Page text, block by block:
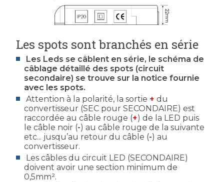
Les spots sont branchés en série
Les Leds se câblent en série, le schéma de
câblage détaillé des spots (circuit
secondaire) se trouve sur la notice fournie
avec les spots.
Attention à la polarité, la sortie + du
convertisseur (SEC pour SECONDAIRE) est
raccordée au câble rouge (+) de la LED puis
le câble noir (-) au câble rouge de la suivante
etc... jusqu’au retour du câble (-) au
convertisseur.
Les câbles du circuit LED (SECONDAIRE)
doivent avoir une section minimum de
0,5mm².